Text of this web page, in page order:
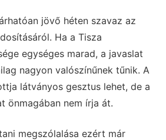
jövő héten szavaz az
Ha a Tisza
egységes marad, a javaslat
nagyon valószínűnek tűnik. A
látványos gesztus lehet, de a
önmagában nem írja át.
megszólalása ezért már